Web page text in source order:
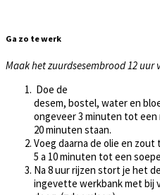
Ga zo te werk
Maak het zuurdsesembrood 12 uur
Doe de
desem, bostel, water en
ongeveer 3 minuten tot een
20 minuten staan.
Voeg daarna de olie en
5 a 10 minuten tot een
Na 8 uur rijzen stort je het
ingevette werkbank met bij